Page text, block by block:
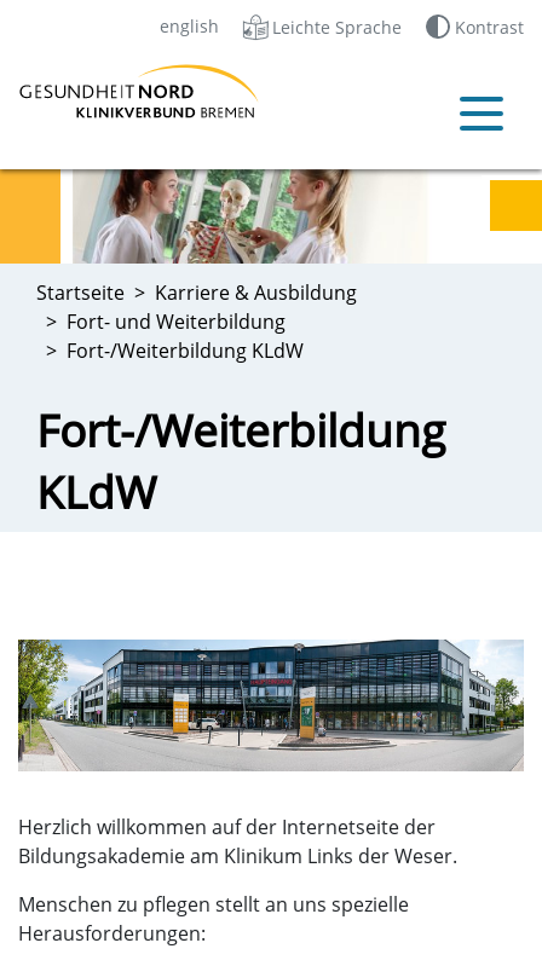
english Leichte Sprache Kontrast
Startseite
Karriere & Ausbildung
Fort- und Weiterbildung
Fort-/Weiterbildung KLdW
Fort-/Weiterbildung
KLdW
Herzlich willkommen auf der Internetseite der
Bildungsakademie am Klinikum Links der Weser.
Menschen zu pflegen stellt an uns spezielle
Herausforderungen: